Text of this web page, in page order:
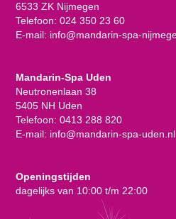
6533 ZK Nijmegen
Telefoon: 024 350 23 60
E-mail: info@mandarin-spa-
Mandarin-Spa Uden
Neutronenlaan 38
5405 NH Uden
Telefoon: 0413 288 820
E-mail: info@mandarin-spa-uden.nl
Openingstijden
dagelijks van 10:00 t/m 22:00